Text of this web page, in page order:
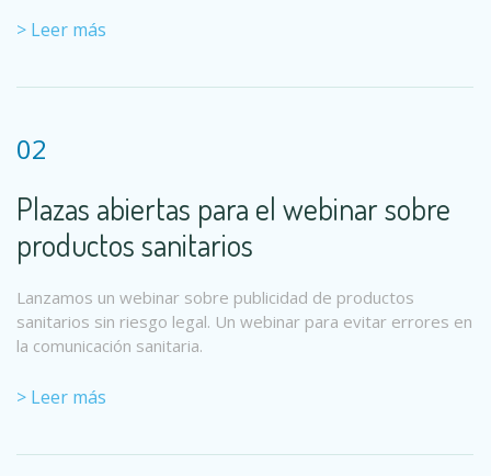
> Leer más
02
Plazas abiertas para el webinar sobre
productos sanitarios
Lanzamos un webinar sobre publicidad de productos
sanitarios sin riesgo legal. Un webinar para evitar errores en
la comunicación sanitaria.
> Leer más